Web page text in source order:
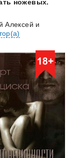
ножевых.
Алексей и